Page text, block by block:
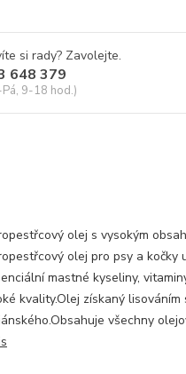
si rady? Zavolejte.
648 379
9-18 hod.)
olej s vysokým
olej pro psy a kočky
mastné kyseliny,
kvality.Olej získaný
všechny